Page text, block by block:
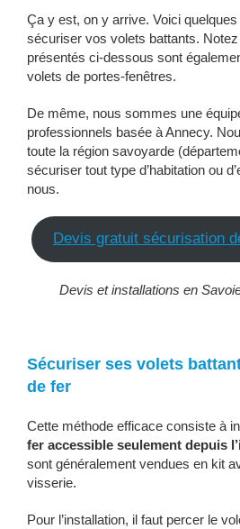
Ça y est, on y arrive. Voici
sécuriser vos volets battants.
présentés ci-dessous sont
volets de portes-fenêtres.
De même, nous sommes une
professionnels basée à Annecy.
toute la région savoyarde
sécuriser tout type d’habitation ou
nous.
Devis gratuit sécurisation
Devis et installations en
Sécuriser ses volets
de fer
Cette méthode efficace consiste à
fer accessible seulement depuis
sont généralement vendues en kit
visserie.
Pour l’installation, il faut percer le